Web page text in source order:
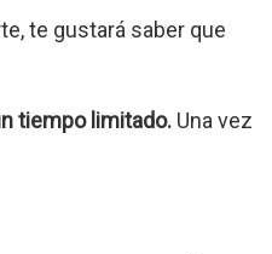
te gustará saber que
tiempo limitado. Una vez